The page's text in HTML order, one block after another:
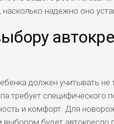
насколько надежно оно
должен учитывать не
требует специфического
и комфорт. Для
будет автокресло